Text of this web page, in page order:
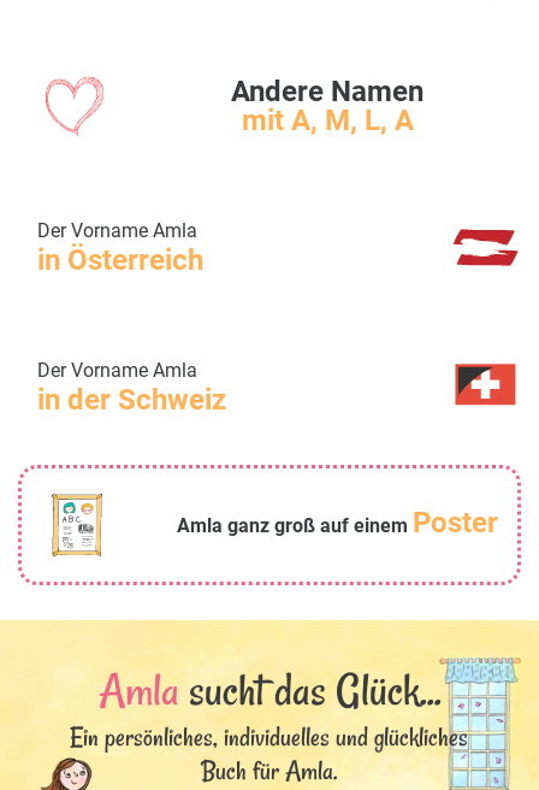
Andere Namen
mit A, M, L, A
Der Vorname Amla
in Österreich
Der Vorname Amla
in der Schweiz
Amla ganz groß auf einem Poster
Amla sucht das Glück...
Ein persönliches, individuelles und glückliches
Buch für Amla.